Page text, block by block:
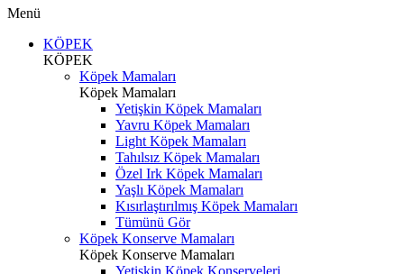
Menü
KÖPEK
KÖPEK
Köpek Mamaları
Köpek Mamaları
Yetişkin Köpek Mamaları
Yavru Köpek Mamaları
Light Köpek Mamaları
Tahılsız Köpek Mamaları
Özel Irk Köpek Mamaları
Yaşlı Köpek Mamaları
Kısırlaştırılmış Köpek Mamaları
Tümünü Gör
Köpek Konserve Mamaları
Köpek Konserve Mamaları
Yetişkin Köpek Konserveleri